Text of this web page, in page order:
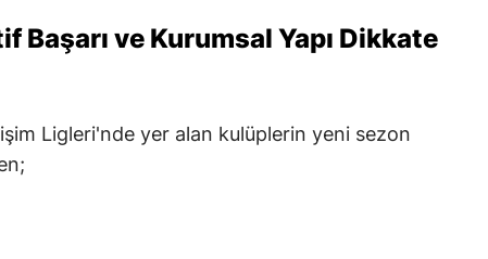
Başarı ve Kurumsal Yapı Dikkate
Ligleri'nde yer alan kulüplerin yeni sezon